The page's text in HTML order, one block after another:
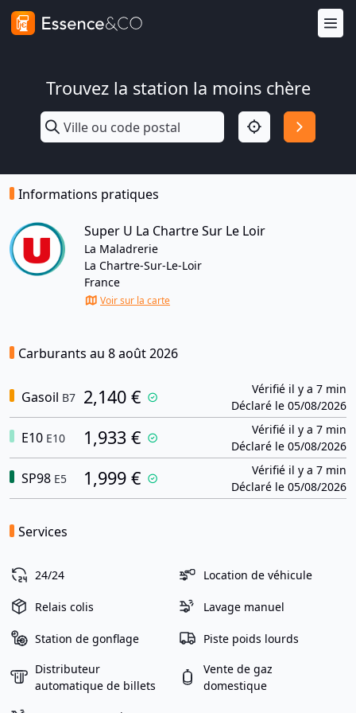
Trouvez la station la moins chère
Informations pratiques
Super U La Chartre Sur Le Loir
La Maladrerie
La Chartre-Sur-Le-Loir
France
Voir sur la carte
Carburants au 8 août 2026
Gasoil B7 2,140 €
Vérifié il y a 7 min
Déclaré le 05/08/2026
E10 E10 1,933 €
Vérifié il y a 7 min
Déclaré le 05/08/2026
SP98 E5 1,999 €
Vérifié il y a 7 min
Déclaré le 05/08/2026
Services
24/24 Location de véhicule
Relais colis Lavage manuel
Station de gonflage Piste poids lourds
Distributeur
automatique de billets
Vente de gaz
domestique